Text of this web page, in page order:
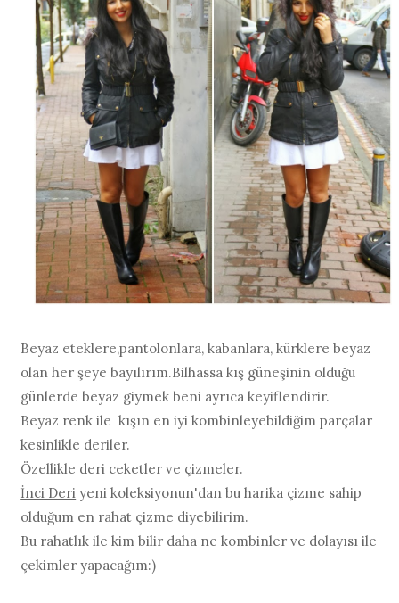
Beyaz eteklere,pantolonlara, kabanlara, kürklere beyaz
olan her şeye bayılırım.Bilhassa kış güneşinin olduğu
günlerde beyaz giymek beni ayrıca keyiflendirir.
Beyaz renk ile kışın en iyi kombinleyebildiğim parçalar
kesinlikle deriler.
Özellikle deri ceketler ve çizmeler.
İnci Deri yeni koleksiyonun'dan bu harika çizme sahip
olduğum en rahat çizme diyebilirim.
Bu rahatlık ile kim bilir daha ne kombinler ve dolayısı ile
çekimler yapacağım:)